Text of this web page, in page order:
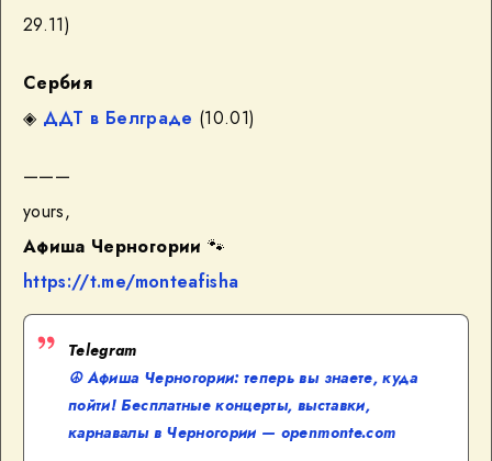
29.11)
Сербия
◈ ДДТ в Белграде (10.01)
———
yours,
Афиша Черногории 🐾
https://t.me/monteafisha
Telegram
☮️ Афиша Черногории: теперь вы знаете, куда
пойти! Бесплатные концерты, выставки,
карнавалы в Черногории — openmonte.com